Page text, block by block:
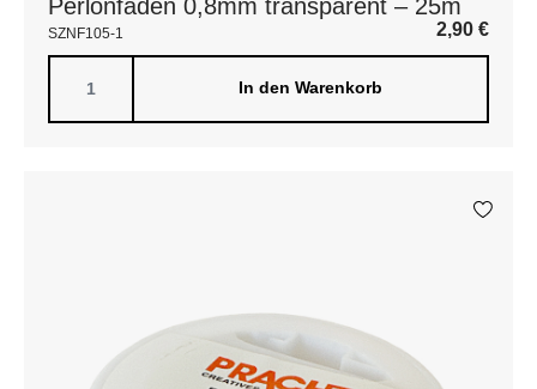
Perlonfaden 0,8mm transparent – 25m
SZNF105-1 2,90 €
In den Warenkorb